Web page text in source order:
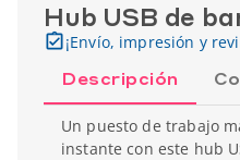
Hub USB de
¡Envío, impresión y
Descripción
Un puesto de trabajo
instante con este hub